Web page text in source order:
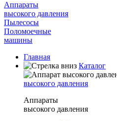
Аппараты
высокого давления
Пылесосы
Поломоечные
машины
Главная
Каталог
высокого давления
Аппараты
высокого давления